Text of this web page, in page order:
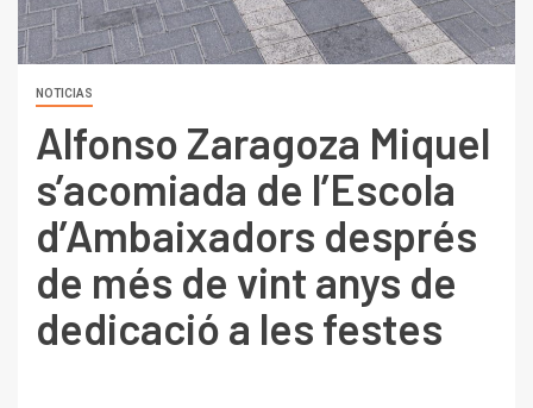
NOTICIAS
Alfonso Zaragoza Miquel
s’acomiada de l’Escola
d’Ambaixadors després
de més de vint anys de
dedicació a les festes